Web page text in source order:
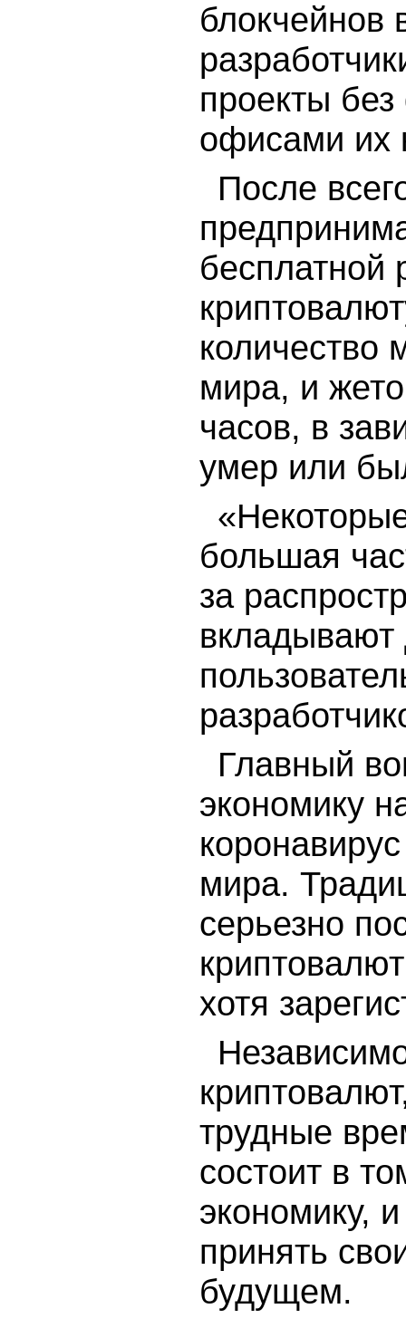
блокчейнов
проекты без
офисами их
После
бесплатной
количество
мира, и
часов, в
умер или
большая
за
вкладывают
Главный
экономику
мира.
серьезно
хотя
трудные
состоит в
экономику,
принять
будущем.